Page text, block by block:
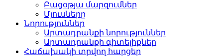
Բացօթյա մարզումներ
Մյուսները
Նորություններ
Արտադրանքի նորություններ
Արտադրանքի գիտելիքներ
Հաճախակի տրվող հարցեր